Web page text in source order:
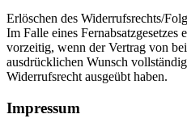
Erlöschen des Widerrufsrechts/
Im Falle eines
vorzeitig, wenn der Vertrag von
ausdrücklichen Wunsch
Widerrufsrecht ausgeübt haben.
Impressum